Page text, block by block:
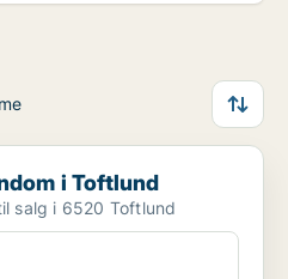
i Toftlund
salg i 6520 Toftlund